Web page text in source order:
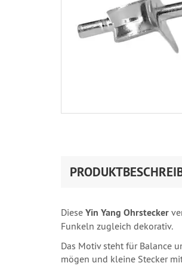
Diese Yin Yang Ohrstecker
Funkeln zugleich dekorativ.
Das Motiv steht für Balance
mögen und kleine Stecker